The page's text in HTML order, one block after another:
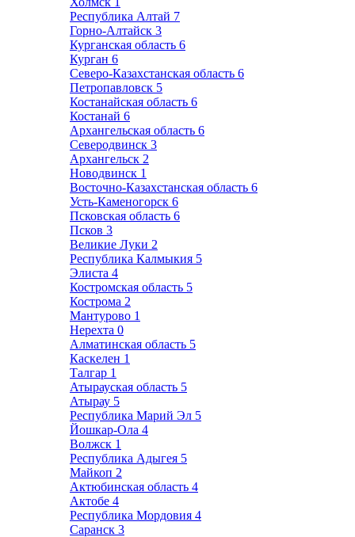
Республика Алтай 7
Горно-Алтайск 3
Курганская область 6
Курган 6
Северо-Казахстанская область 6
Петропавловск 5
Костанайская область 6
Костанай 6
Архангельская область 6
Северодвинск 3
Архангельск 2
Новодвинск 1
Восточно-Казахстанская область 6
Усть-Каменогорск 6
Псковская область 6
Псков 3
Великие Луки 2
Республика Калмыкия 5
Элиста 4
Костромская область 5
Кострома 2
Мантурово 1
Нерехта 0
Алматинская область 5
Каскелен 1
Талгар 1
Атырауская область 5
Атырау 5
Республика Марий Эл 5
Йошкар-Ола 4
Волжск 1
Республика Адыгея 5
Майкоп 2
Актюбинская область 4
Актобе 4
Республика Мордовия 4
Саранск 3